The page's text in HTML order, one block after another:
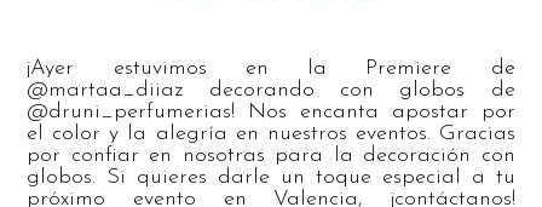
¡Ayer estuvimos en la Premiere de
@martaa_diiaz decorando con globos de
@druni_perfumerias! Nos encanta apostar por
el color y la alegría en nuestros eventos. Gracias
por confiar en nosotras para la decoración con
globos. Si quieres darle un toque especial a tu
próximo evento en Valencia, ¡contáctanos!